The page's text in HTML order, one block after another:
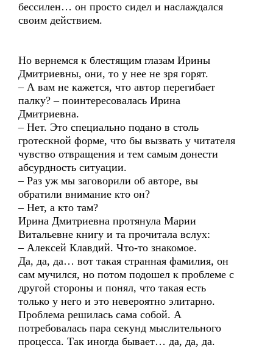
бессилен… он просто сидел и наслаждался
своим действием.
Но вернемся к блестящим глазам Ирины
Дмитриевны, они, то у нее не зря горят.
– А вам не кажется, что автор перегибает
палку? – поинтересовалась Ирина
Дмитриевна.
– Нет. Это специально подано в столь
гротескной форме, что бы вызвать у читателя
чувство отвращения и тем самым донести
абсурдность ситуации.
– Раз уж мы заговорили об авторе, вы
обратили внимание кто он?
– Нет, а кто там?
Ирина Дмитриевна протянула Марии
Витальевне книгу и та прочитала вслух:
– Алексей Клавдий. Что-то знакомое.
Да, да, да… вот такая странная фамилия, он
сам мучился, но потом подошел к проблеме с
другой стороны и понял, что такая есть
только у него и это невероятно элитарно.
Проблема решилась сама собой. А
потребовалась пара секунд мыслительного
процесса. Так иногда бывает… да, да, да.